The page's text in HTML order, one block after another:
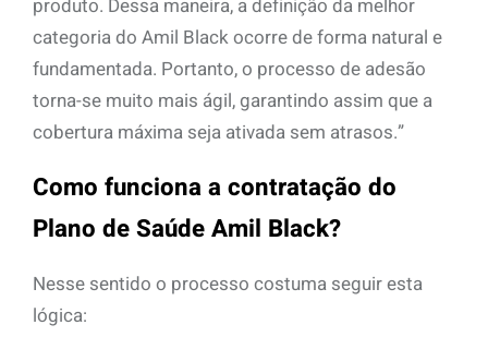
produto. Dessa maneira, a definição da melhor
categoria do Amil Black ocorre de forma natural e
fundamentada. Portanto, o processo de adesão
torna-se muito mais ágil, garantindo assim que a
cobertura máxima seja ativada sem atrasos.”
Como funciona a contratação do
Plano de Saúde Amil Black?
Nesse sentido o processo costuma seguir esta
lógica: